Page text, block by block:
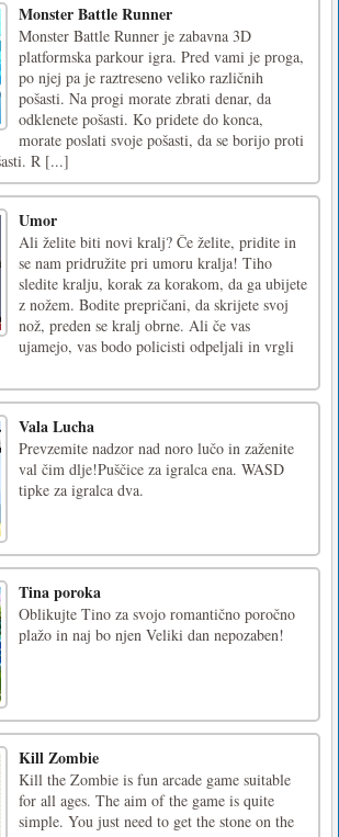
Monster Battle Runner
Monster Battle Runner je zabavna 3D
platformska parkour igra. Pred vami je proga,
po njej pa je raztreseno veliko različnih
pošasti. Na progi morate zbrati denar, da
odklenete pošasti. Ko pridete do konca,
morate poslati svoje pošasti, da se borijo proti
R [...]
Umor
Ali želite biti novi kralj? Če želite, pridite in
se nam pridružite pri umoru kralja! Tiho
sledite kralju, korak za korakom, da ga ubijete
z nožem. Bodite prepričani, da skrijete svoj
nož, preden se kralj obrne. Ali če vas
ujamejo, vas bodo policisti odpeljali in vrgli
Vala Lucha
Prevzemite nadzor nad noro lučo in zaženite
val čim dlje!Puščice za igralca ena. WASD
tipke za igralca dva.
Tina poroka
Oblikujte Tino za svojo romantično poročno
plažo in naj bo njen Veliki dan nepozaben!
Kill Zombie
Kill the Zombie is fun arcade game suitable
for all ages. The aim of the game is quite
simple. You just need to get the stone on the